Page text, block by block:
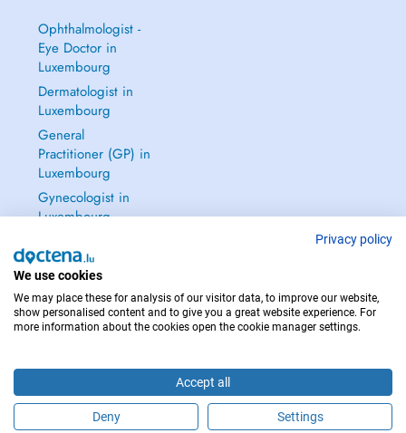
Schedule an appointment
Ophthalmologist -
Eye Doctor in
Luxembourg
Dermatologist in
Luxembourg
General
Practitioner (GP) in
Luxembourg
Gynecologist in
Luxembourg
IN CASE OF EMERGENCIES, PLEASE CONTACT : 112
Privacy policy
We use cookies
We may place these for analysis of our visitor data, to improve our website,
show personalised content and to give you a great website experience. For
more information about the cookies open the cookie manager settings.
Accept all
Deny Settings